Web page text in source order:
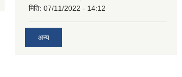
मिति: 07/11/2022 - 14:12
अन्य